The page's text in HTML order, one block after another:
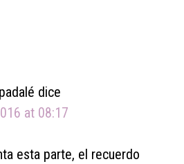
dice
at 08:17
esta parte, el recuerdo